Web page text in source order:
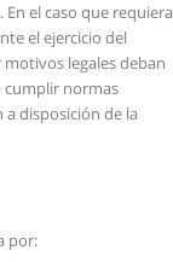
el caso que requiera
el ejercicio del
legales deban
cumplir normas
disposición de la
por: